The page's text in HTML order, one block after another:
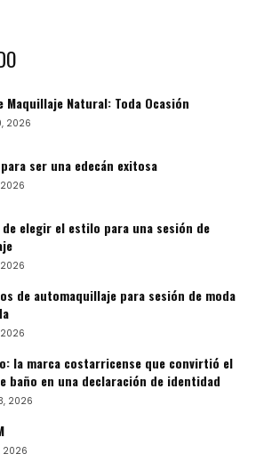
Maquillaje Natural: Toda Ocasión
2026
para ser una edecán exitosa
2026
elegir el estilo para una sesión de
2026
de automaquillaje para sesión de moda
2026
la marca costarricense que convirtió el
baño en una declaración de identidad
2026
2026